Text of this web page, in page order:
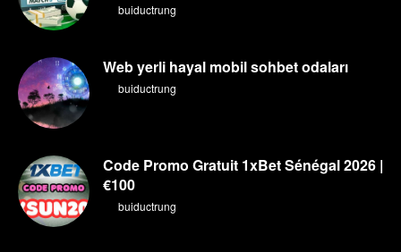
buiductrung
Web yerli hayal mobil sohbet odaları
buiductrung
Code Promo Gratuit 1xBet Sénégal 2026 |
€100
buiductrung